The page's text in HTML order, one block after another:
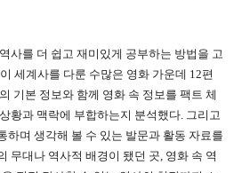
사를 더 쉽고 재미있게 공부하는 방법을 고
세계사를 다룬 수많은 영화 가운데 12편
기본 정보와 함께 영화 속 정보를 팩트 체
황과 맥락에 부합하는지 분석했다. 그리고
하며 생각해 볼 수 있는 발문과 활동 자료를
무대나 역사적 배경이 됐던 곳, 영화 속 역